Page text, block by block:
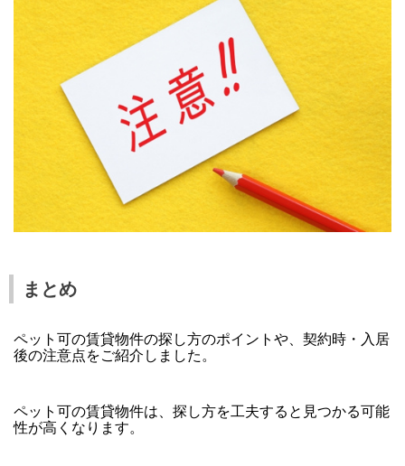
まとめ
ペット可の賃貸物件の探し方のポイントや、契約時・入居
後の注意点をご紹介しました。
ペット可の賃貸物件は、探し方を工夫すると見つかる可能
性が高くなります。